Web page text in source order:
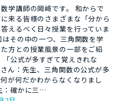
学講師の岡﨑です。 和からで
来る皆様のさまざまな「分から
えるべく日々授業を行っていま
はその中の一つ、三角関数を学
方との授業風景の一部をご紹
「公式が多すぎて覚えきれな
ん：先生、三角関数の公式が多
が何だかわからなくなりまし
：確かに三…